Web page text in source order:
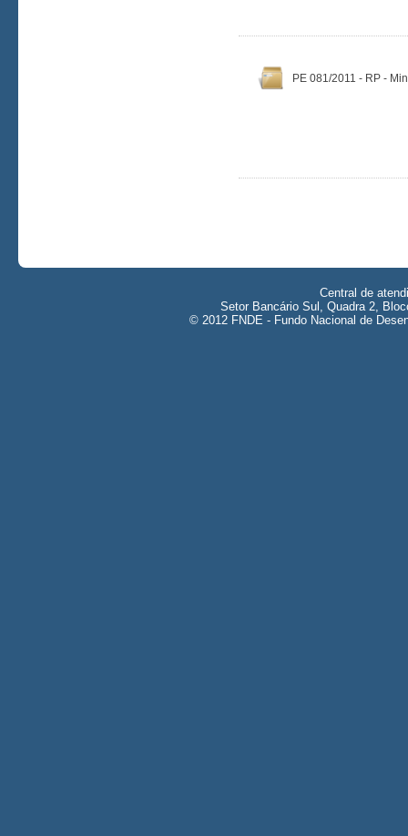
PE 081/2011 - RP -
Central de
Setor Bancário Sul, Quadra 2,
© 2012 FNDE - Fundo Nacional de